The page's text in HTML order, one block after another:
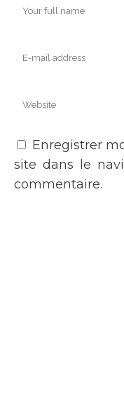
Enregistrer
site dans le
commentaire.